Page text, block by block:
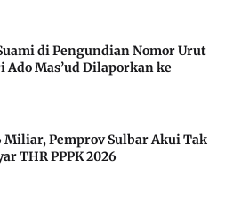
di Pengundian Nomor Urut
Ado Mas’ud Dilaporkan ke
Miliar, Pemprov Sulbar Akui Tak
THR PPPK 2026